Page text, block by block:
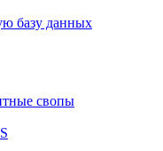
базу данных